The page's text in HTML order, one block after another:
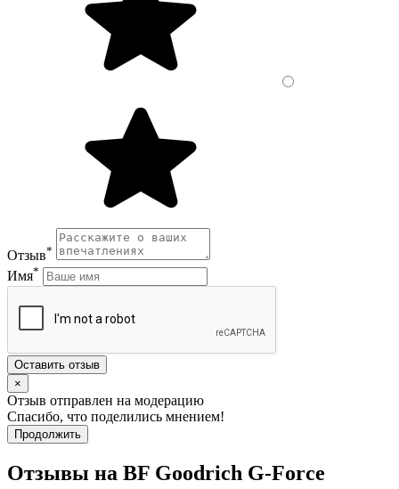
Отзыв*
Имя*
Оставить отзыв
×
Отзыв отправлен на модерацию
Спасибо, что поделились мнением!
Продолжить
Отзывы на BF Goodrich G-Force